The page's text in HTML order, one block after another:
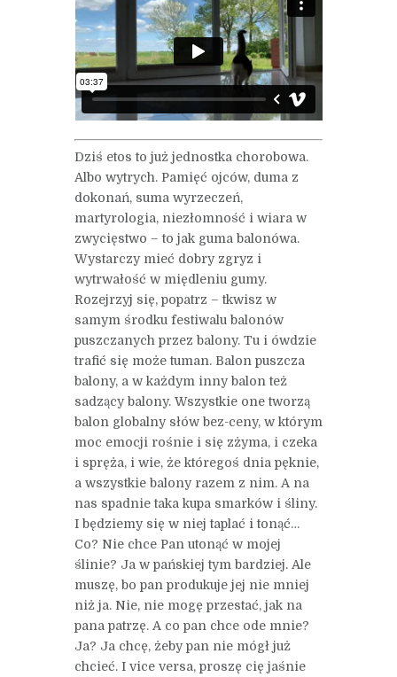
Dziś etos to już jednostka chorobowa.
Albo wytrych. Pamięć ojców, duma z
dokonań, suma wyrzeczeń,
martyrologia, niezłomność i wiara w
zwycięstwo – to jak guma balonówa.
Wystarczy mieć dobry zgryz i
wytrwałość w międleniu gumy.
Rozejrzyj się, popatrz – tkwisz w
samym środku festiwalu balonów
puszczanych przez balony. Tu i ówdzie
trafić się może tuman. Balon puszcza
balony, a w każdym inny balon też
sadzący balony. Wszystkie one tworzą
balon globalny słów bez-ceny, w którym
moc emocji rośnie i się zżyma, i czeka
i spręża, i wie, że któregoś dnia pęknie,
a wszystkie balony razem z nim. A na
nas spadnie taka kupa smarków i śliny.
I będziemy się w niej taplać i tonąć…
Co? Nie chce Pan utonąć w mojej
ślinie? Ja w pańskiej tym bardziej. Ale
muszę, bo pan produkuje jej nie mniej
niż ja. Nie, nie mogę przestać, jak na
pana patrzę. A co pan chce ode mnie?
Ja? Ja chcę, żeby pan nie mógł już
chcieć. I vice versa, proszę cię jaśnie